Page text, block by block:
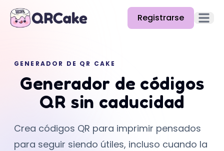
Registrarse Abrir
Precios
Blog
GENERADOR DE QR CAKE
Generador de códigos
QR sin caducidad
Crea códigos QR para imprimir pensados
para seguir siendo útiles, incluso cuando la